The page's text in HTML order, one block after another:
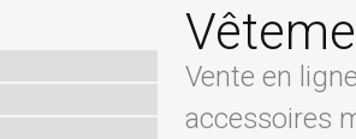
Vente en
accessoires